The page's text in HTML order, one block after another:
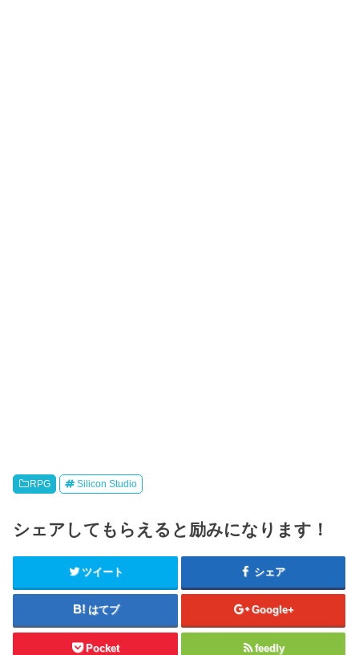
RPG Silicon Studio
シェアしてもらえると励みになります！
ツイート シェア
はてブ Google+
Pocket feedly